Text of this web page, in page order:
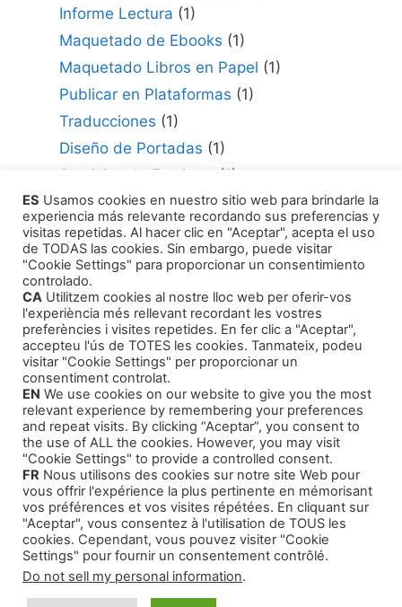
Informe Lectura (1)
Maquetado de Ebooks (1)
Maquetado Libros en Papel (1)
Publicar en Plataformas (1)
Traducciones (1)
Diseño de Portadas (1)
Servicios de Escritura
(1)
Consultor para Edición (1)
Cómo Publicar tu Obra (1)
Agentes Literarios(1)
Productos
Cursos Formativos
Audiolibros Autoayuda
Cuentos infantiles
Intriga y Narrativa
ES Usamos cookies en nuestro sitio web para brindarle la
experiencia más relevante recordando sus preferencias y
visitas repetidas. Al hacer clic en "Aceptar", acepta el uso
de TODAS las cookies. Sin embargo, puede visitar
"Cookie Settings" para proporcionar un consentimiento
controlado.
CA Utilitzem cookies al nostre lloc web per oferir-vos
l'experiència més rellevant recordant les vostres
preferències i visites repetides. En fer clic a "Aceptar",
accepteu l'ús de TOTES les cookies. Tanmateix, podeu
visitar "Cookie Settings" per proporcionar un
consentiment controlat.
EN We use cookies on our website to give you the most
relevant experience by remembering your preferences
and repeat visits. By clicking “Aceptar”, you consent to
the use of ALL the cookies. However, you may visit
"Cookie Settings" to provide a controlled consent.
FR Nous utilisons des cookies sur notre site Web pour
vous offrir l'expérience la plus pertinente en mémorisant
vos préférences et vos visites répétées. En cliquant sur
"Aceptar", vous consentez à l'utilisation de TOUS les
cookies. Cependant, vous pouvez visiter "Cookie
Settings" pour fournir un consentement contrôlé.
Do not sell my personal information.